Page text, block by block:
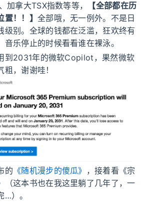
加拿大TSX指数等等，
【全部都在历
置！！】 全部哦，无一例外。不是日
级别。全球的钱都在泛滥，狂欢终有
音乐停止的时候看看谁在裸泳。
到2031年的微软Copilot，果然微软
粗，谢谢哇！
的 《随机漫步的傻瓜》 ，接着看《宗
（这本书也在我这里躺了几年了，一
…）。